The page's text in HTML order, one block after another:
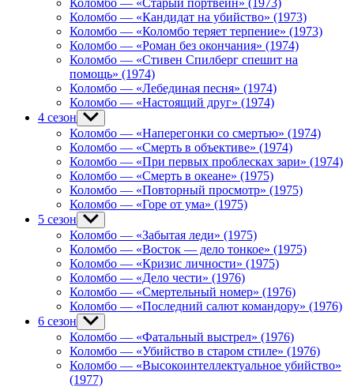
Коломбо — «Старый портвейн» (1973)
Коломбо — «Кандидат на убийство» (1973)
Коломбо — «Коломбо теряет терпение» (1973)
Коломбо — «Роман без окончания» (1974)
Коломбо — «Стивен Спилберг спешит на
помощь» (1974)
Коломбо — «Лебединая песня» (1974)
Коломбо — «Настоящий друг» (1974)
4 сезон Show
sub
menu
Коломбо — «Наперегонки со смертью» (1974)
Коломбо — «Смерть в объективе» (1974)
Коломбо — «При первых проблесках зари» (1974)
Коломбо — «Смерть в океане» (1975)
Коломбо — «Повторный просмотр» (1975)
Коломбо — «Горе от ума» (1975)
5 сезон Show
sub
menu
Коломбо — «Забытая леди» (1975)
Коломбо — «Восток — дело тонкое» (1975)
Коломбо — «Кризис личности» (1975)
Коломбо — «Дело чести» (1976)
Коломбо — «Смертельный номер» (1976)
Коломбо — «Последний салют командору» (1976)
6 сезон Show
sub
menu
Коломбо — «Фатальный выстрел» (1976)
Коломбо — «Убийство в старом стиле» (1976)
Коломбо — «Высокоинтеллектуальное убийство»
(1977)